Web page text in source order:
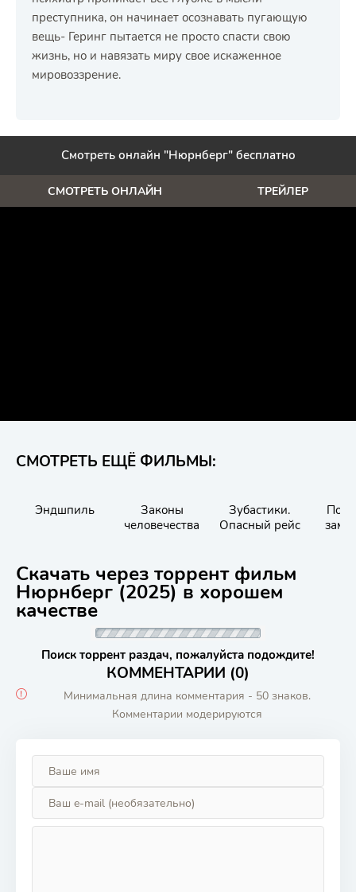
преступника, он начинает осознавать пугающую
вещь- Геринг пытается не просто спасти свою
жизнь, но и навязать миру свое искаженное
мировоззрение.
Смотреть онлайн "Нюрнберг" бесплатно
СМОТРЕТЬ ОНЛАЙН ТРЕЙЛЕР
СМОТРЕТЬ ЕЩЁ ФИЛЬМЫ:
Эндшпиль
Законы
человечества
Зубастики.
Опасный рейс
Скачать через торрент фильм
Нюрнберг (2025) в хорошем
качестве
Поиск торрент раздач, пожалуйста подождите!
КОММЕНТАРИИ (0)
Минимальная длина комментария - 50 знаков.
Комментарии модерируются